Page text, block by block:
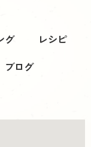
グ
レシピ
ブログ